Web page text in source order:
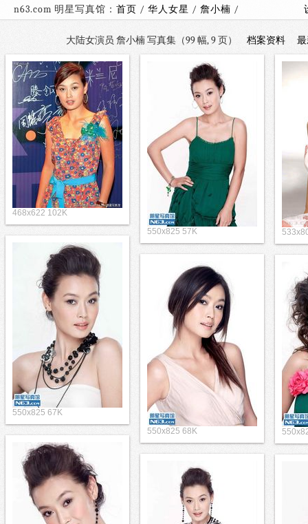
n63.com 明星写真馆： 首页 / 华人女星 / 詹小楠 /
大陆女演员 詹小楠 写真集（99 幅, 9 页） 档案资料
468x622 102K
550x825 57K
550x825 67K
550x825 68K